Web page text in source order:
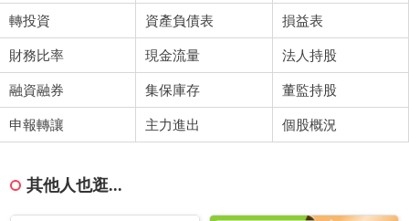
轉投資 資產負債表 損益表
財務比率 現金流量 法人持股
融資融券 集保庫存 董監持股
申報轉讓 主力進出 個股概況
其他人也逛...